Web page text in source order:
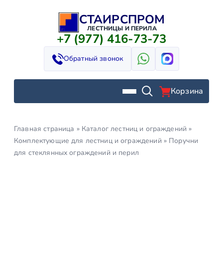
СТАИРСПРОМ
ЛЕСТНИЦЫ И ПЕРИЛА
+7 (977) 416-73-73
Обратный звонок
Корзина
Главная страница » Каталог лестниц и ограждений »
Комплектующие для лестниц и ограждений » Поручни
для стеклянных ограждений и перил